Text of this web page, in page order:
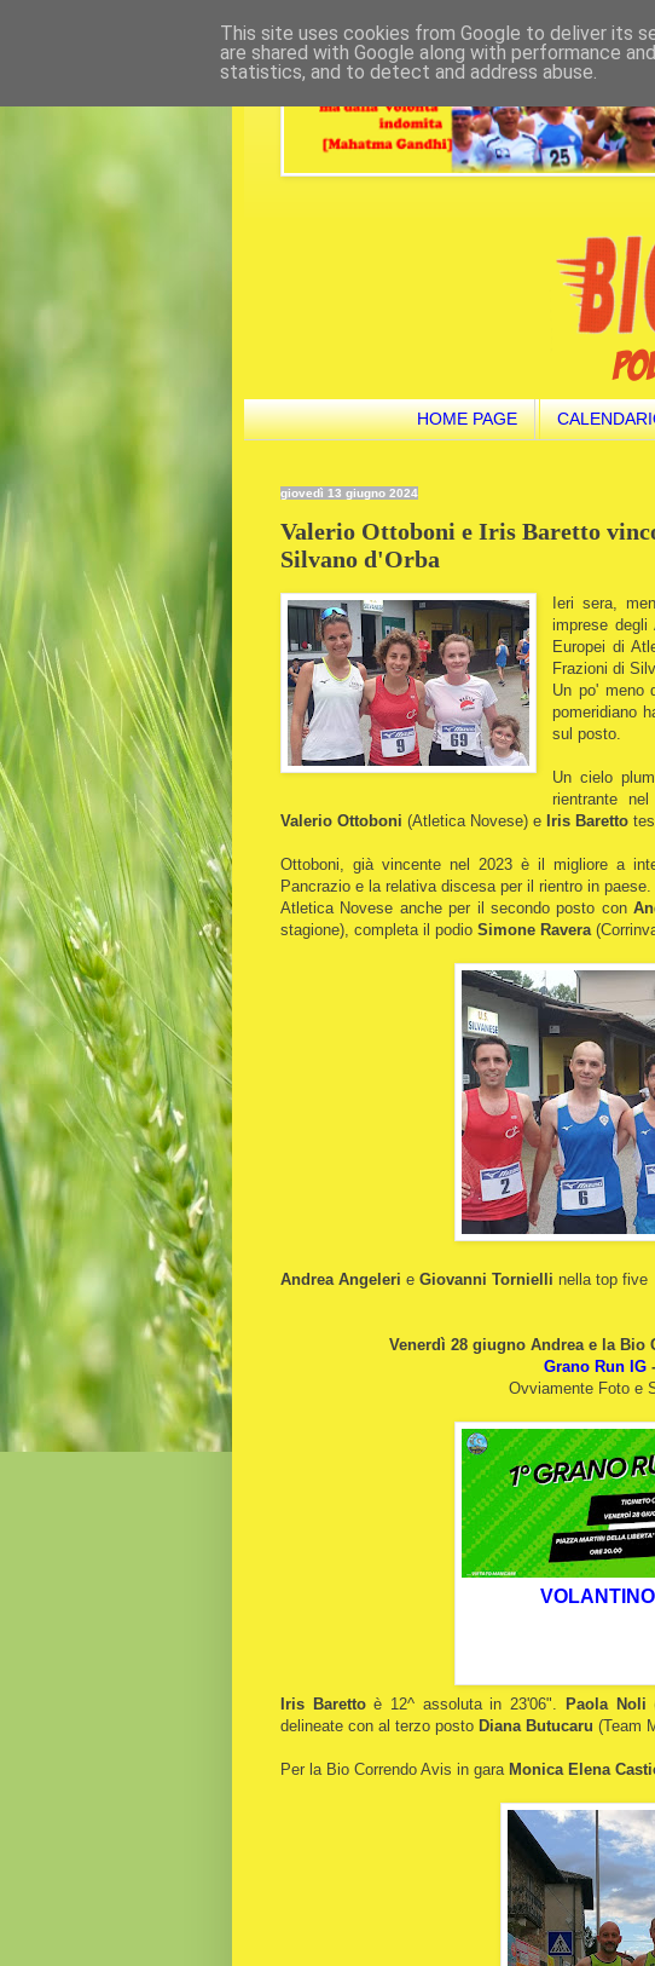
HOME PAGE
giovedì 13 giugno 2024
Valerio Ottoboni e Iris Baretto
Silvano d'Orba
Ieri sera,
imprese degli
Europei di
Frazioni di
Un po' meno
pomeridiano
sul posto.
Un cielo
rientrante
Valerio Ottoboni (Atletica Novese) e Iris Baretto
Ottoboni, già vincente nel 2023 è il migliore a
Pancrazio e la relativa discesa per il rientro in paese.
Atletica Novese anche per il secondo posto con
stagione), completa il podio Simone Ravera
Andrea Angeleri e Giovanni Tornielli nella top five
Venerdì 28 giugno Andrea e la Bio
Grano Run IG-
Ovviamente Foto e
Iris Barettoè 12^ assoluta in 23'06". Paola Noli
delineate con al terzo posto Diana Butucaru (Team
Per la Bio Correndo Avis in gara Monica Elena
This site uses cookies from Google to deliver its
are shared with Google along with performance
statistics, and to detect and address abuse.